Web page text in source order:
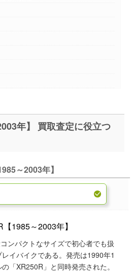
定に役立つ
～2003年】
ンパクトなサイズで初心者でも扱
イバイクである。発売は1990年1
「XR250R」と同時発売された。